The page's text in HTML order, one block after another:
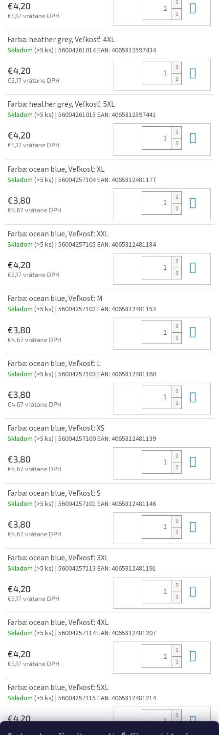
€4,20
€5,17 vrátane DPH
Farba: heather grey, Veľkosť: 4XL
Skladom (>5 ks) | 56004261014EAN: 4065812597434
€4,20
€5,17 vrátane DPH
Farba: heather grey, Veľkosť: 5XL
Skladom (>5 ks) | 56004261015 EAN: 4065812597441
€4,20
€5,17 vrátane DPH
Farba: ocean blue, Veľkosť: XL
Skladom (>5 ks) | 56004257104EAN: 4065812481177
€3,80
€4,67 vrátane DPH
Farba: ocean blue, Veľkosť: XXL
Skladom (>5 ks) | 56004257105 EAN: 4065812481184
€4,20
€5,17 vrátane DPH
Farba: ocean blue, Veľkosť: M
Skladom (>5 ks) | 56004257102EAN: 4065812481153
€3,80
€4,67 vrátane DPH
Farba: ocean blue, Veľkosť: L
Skladom (>5 ks) | 56004257103 EAN: 4065812481160
€3,80
€4,67 vrátane DPH
Farba: ocean blue, Veľkosť: XS
Skladom (>5 ks) | 56004257100EAN: 4065812481139
€3,80
€4,67 vrátane DPH
Farba: ocean blue, Veľkosť: S
Skladom (>5 ks) | 56004257101 EAN: 4065812481146
€3,80
€4,67 vrátane DPH
Farba: ocean blue, Veľkosť: 3XL
Skladom (>5 ks) | 56004257113 EAN: 4065812481191
€4,20
€5,17 vrátane DPH
Farba: ocean blue, Veľkosť: 4XL
Skladom (>5 ks) | 56004257114EAN: 4065812481207
€4,20
€5,17 vrátane DPH
Farba: ocean blue, Veľkosť: 5XL
Skladom (>5 ks) | 56004257115 EAN: 4065812481214
€4,20 Do